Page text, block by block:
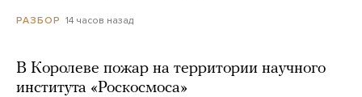
РАЗБОР 14 часов назад
В Королеве пожар на территории научного
института «Роскосмоса»